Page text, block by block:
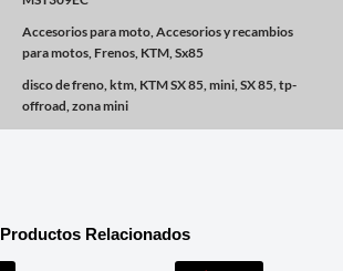
Accesorios para moto,Accesorios y recambios
para motos, Frenos, KTM,Sx85
disco de freno,ktm, KTM SX 85,mini,SX 85,tp-
offroad,zona mini
Productos Relacionados